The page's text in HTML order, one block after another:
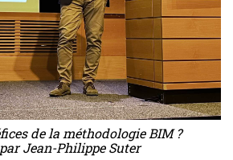
de la méthodologie BIM ?
Jean-Philippe Suter